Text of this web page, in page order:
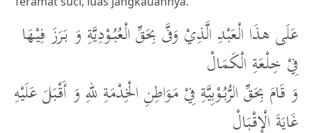
عَلَى هذَا الْعَبْدِ الَّذِيْ وَفَّى بِحَقِّ الْعُبُوْدِيَّةِ وَ بَرَزَ فِيْهَا
فِيْ خِلْعَةِ الْكَمَالْ
وَ قَامَ بِحَقِّ الرُّبُوْبِيَّةِ فِيْ مَوَاطِنِ الْخِدْمَةِ للهِ وَ أَقْبَلَ عَلَيْهِ
غَايَةَ الْإِقْبَالْ